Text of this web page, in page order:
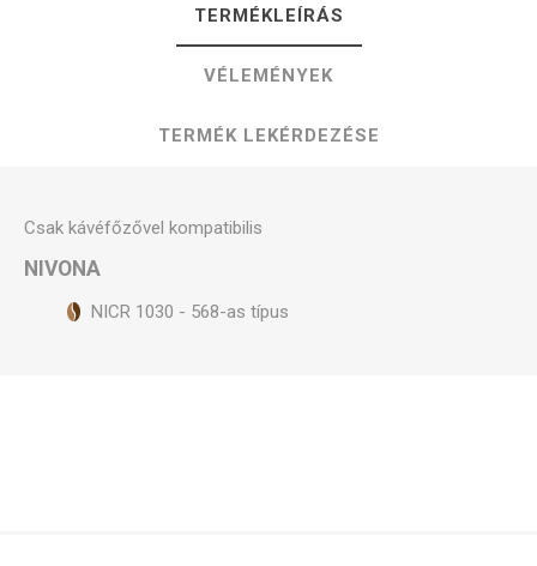
TERMÉKLEÍRÁS
VÉLEMÉNYEK
TERMÉK LEKÉRDEZÉSE
Csak kávéfőzővel kompatibilis
NIVONA
NICR 1030 - 568-as típus